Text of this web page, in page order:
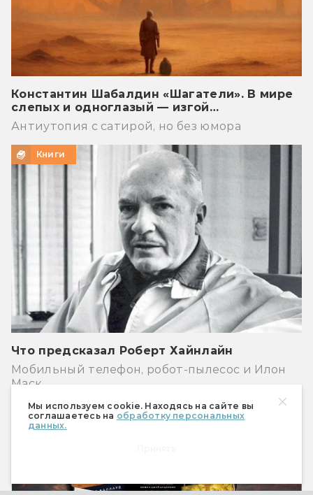
Мы используем cookie. Находясь на сайте вы
соглашаетесь на обработку персональных
данных.
Константин Шабалдин «Шагатели». В мире
слепых и одноглазый — изгой…
Антиутопия с сатирой, но без юмора
Книги
Что предсказал Роберт Хайнлайн
Мобильный телефон, робот-пылесос и Илон
Маск
Книги